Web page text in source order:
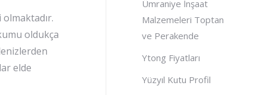
oldukça
elde
Ümraniye İnşaat
Malzemeleri Toptan
ve Perakende
Ytong Fiyatları
Yüzyıl Kutu Profil